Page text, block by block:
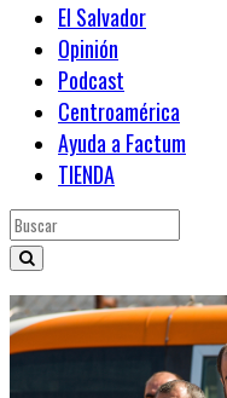
El Salvador
Opinión
Podcast
Centroamérica
Ayuda a Factum
TIENDA